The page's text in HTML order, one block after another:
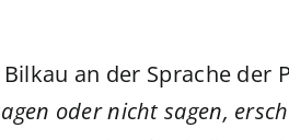
an der Sprache der
oder nicht sagen,